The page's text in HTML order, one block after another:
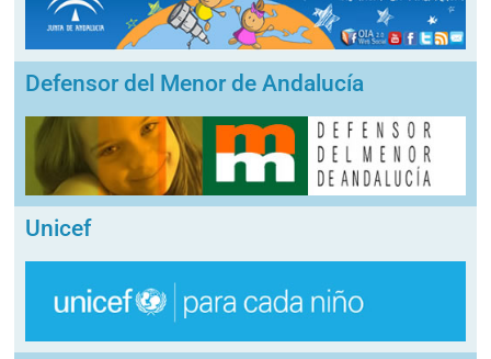
Defensor del Menor de Andalucía
Unicef